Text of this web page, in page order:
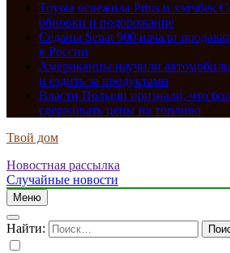
Toyota освежила Prius и хэтчбек
обновки и подорожание
Седаны Senat 900 начали
в России
Американцы научили автомобиль
и ездить за продуктами
Власти Польши признали, что
сдерживать цены на топливо
Твой дом
Новостная рассылка
Случайные новости
Меню
Найти: